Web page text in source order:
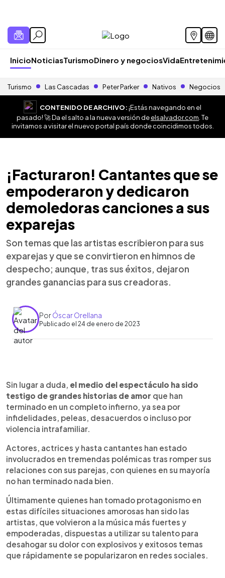
InicioNoticiasTurismoDinero y negociosVida
Turismo Las Cascadas Peter Parker Nativos Negocios
CONTENIDO DE ARCHIVO:¡Estás navegando en el
pasado! 🚀 Da el salto a la nueva versión deelsalvador.com . Te
invitamos a visitar el nuevo portal país donde coincidimos todos.
¡Facturaron! Cantantes que se
empoderaron y dedicaron
demoledoras canciones a sus
exparejas
Son temas que las artistas escribieron para sus
exparejas y que se convirtieron en himnos de
despecho; aunque, tras sus éxitos, dejaron
grandes ganancias para sus creadoras.
PorÓscar Orellana
Publicado el 24 de enero de 2023
Escuchar artículo
Sin lugar a duda, el medio del espectáculo ha sido
testigo de grandes historias de amor que han
terminado en un completo infierno, ya sea por
infidelidades, peleas, desacuerdos o incluso por
violencia intrafamiliar.
Actores, actrices y hasta cantantes han estado
involucrados en tremendas polémicas tras romper sus
relaciones con sus parejas, con quienes en su mayoría
no han terminado nada bien.
Últimamente quienes han tomado protagonismo en
estas difíciles situaciones amorosas han sido las
artistas, que volvieron a la música más fuertes y
empoderadas, dispuestas a utilizar su talento para
desahogar su dolor con explosivos y exitosos temas
que rápidamente se popularizaron en redes sociales.